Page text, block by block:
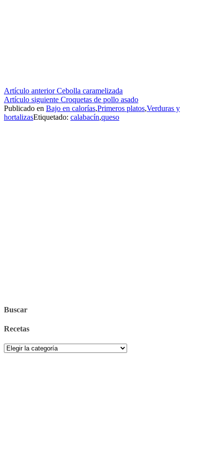
Seguir
leyendo
Artículo anteriorCebolla caramelizada
Artículo siguiente Croquetas de pollo asado
Publicado en Bajo en calorías,Primeros platos,Verduras y
hortalizasEtiquetado: calabacín,queso
Buscar
Recetas
Recetas